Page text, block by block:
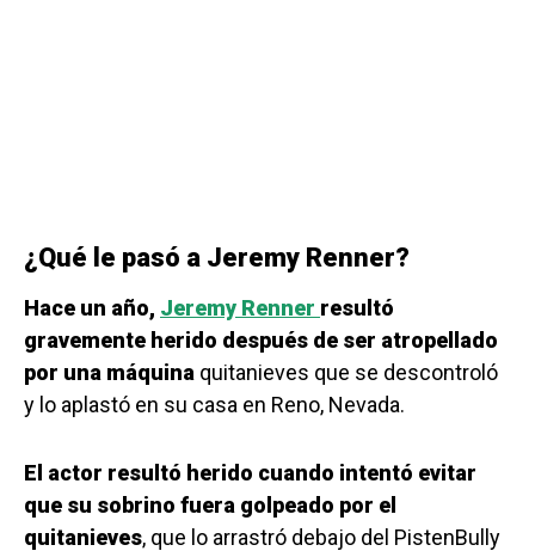
¿Qué le pasó a Jeremy Renner?
Hace un año, Jeremy Renner resultó
gravemente herido después de ser atropellado
por una máquina quitanieves que se descontroló
y lo aplastó en su casa en Reno, Nevada.
El actor resultó herido cuando intentó evitar
que su sobrino fuera golpeado por el
quitanieves, que lo arrastró debajo del PistenBully